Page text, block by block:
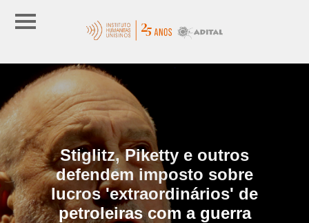
Stiglitz, Piketty e outros
defendem imposto sobre
lucros 'extraordinários' de
petroleiras com a guerra